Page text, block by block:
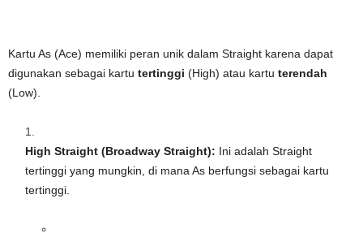
Kartu As (Ace) memiliki peran unik dalam Straight karena dapat
digunakan sebagai kartu tertinggi (High) atau kartu terendah
(Low).
High Straight (Broadway Straight): Ini adalah Straight
tertinggi yang mungkin, di mana As berfungsi sebagai kartu
tertinggi.